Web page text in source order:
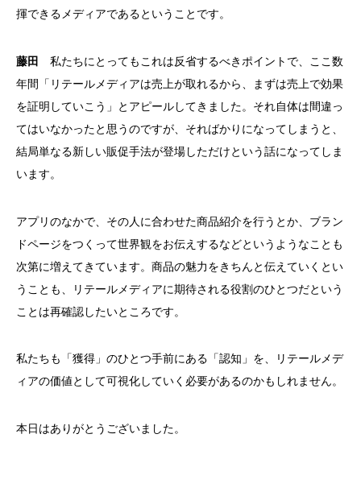
揮できるメディアであるということです。
藤田
私たちにとってもこれは反省するべきポイントで、ここ数
年間「リテールメディアは売上が取れるから、まずは売上で効果
を証明していこう」とアピールしてきました。それ自体は間違っ
てはいなかったと思うのですが、そればかりになってしまうと、
結局単なる新しい販促手法が登場しただけという話になってしま
います。
アプリのなかで、その人に合わせた商品紹介を行うとか、ブラン
ドページをつくって世界観をお伝えするなどというようなことも
次第に増えてきています。商品の魅力をきちんと伝えていくとい
うことも、リテールメディアに期待される役割のひとつだという
ことは再確認したいところです。
私たちも「獲得」のひとつ手前にある「認知」を、リテールメデ
ィアの価値として可視化していく必要があるのかもしれません。
本日はありがとうございました。